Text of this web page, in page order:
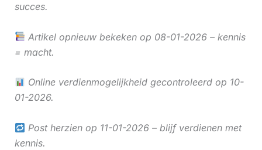
succes.
Artikel opnieuw bekeken op 08-01-2026 – kennis
= macht.
Online verdienmogelijkheid gecontroleerd op 10-
01-2026.
Post herzien op 11-01-2026 – blijf verdienen met
kennis.